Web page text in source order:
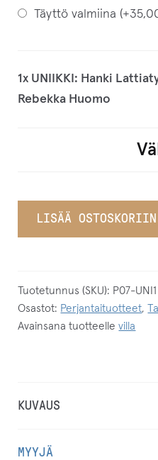
Täyttö valmiina (+
1x UNIIKKI: Hanki
Rebekka Huomo
LISÄÄ OSTOSKORIIN
Tuotetunnus (SKU): P07-UNI1
Osastot: Perjantaituotteet,
Avainsana tuotteellevilla
KUVAUS
MYYJÄ